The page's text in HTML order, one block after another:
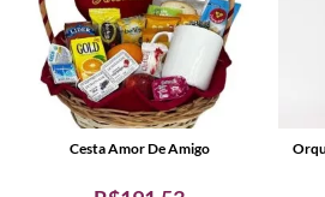
Cesta Amor De Amigo